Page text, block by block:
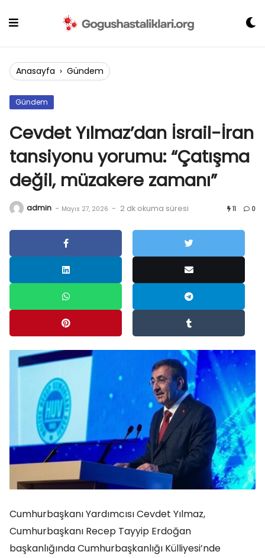
Anasayfa › Gündem
Gündem
Cevdet Yılmaz’dan İsrail-İran
tansiyonu yorumu: “Çatışma
değil, müzakere zamanı”
admin - Mayıs 27, 2026 - 2 dk okuma süresi 11 0
Cumhurbaşkanı Yardımcısı Cevdet Yılmaz,
Cumhurbaşkanı Recep Tayyip Erdoğan
başkanlığında Cumhurbaşkanlığı Külliyesi’nde